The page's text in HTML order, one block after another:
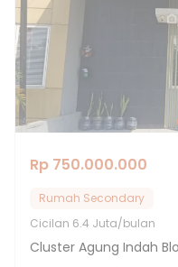
Rp 750.000.000
Rumah Secondary
Cicilan 6.4 Juta/bulan
Cluster Agung Indah